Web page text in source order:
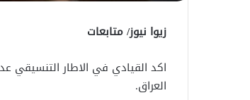
زيوا نيوز/ متابعات
العراق.